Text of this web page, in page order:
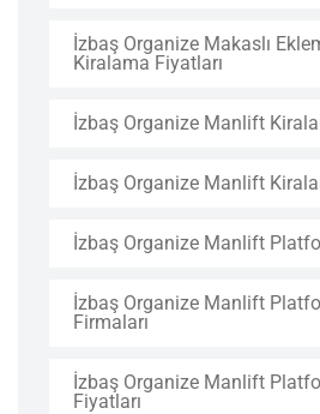
İzbaş Organize Makaslı
Kiralama Fiyatları
İzbaş Organize Manlift
İzbaş Organize Manlift
İzbaş Organize Manlift
İzbaş Organize Manlift
Firmaları
İzbaş Organize Manlift
Fiyatları